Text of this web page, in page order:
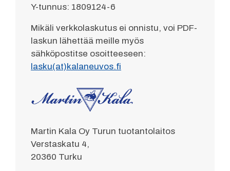
Y-tunnus: 1809124-6
Mikäli verkkolaskutus ei onnistu, voi PDF-
laskun lähettää meille myös
sähköpostitse osoitteeseen:
lasku(at)kalaneuvos.fi
Martin Kala Oy Turun tuotantolaitos
Verstaskatu 4,
20360 Turku